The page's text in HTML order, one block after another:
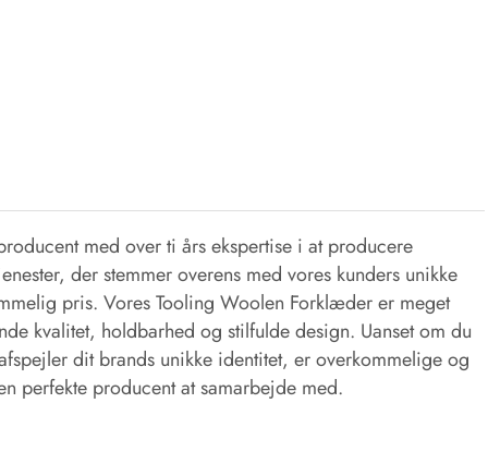
med over ti års ekspertise i at producere
der stemmer overens med vores kunders unikke
pris. Vores Tooling Woolen Forklæder er meget
kvalitet, holdbarhed og stilfulde design. Uanset om du
dit brands unikke identitet, er overkommelige og
perfekte producent at samarbejde med.